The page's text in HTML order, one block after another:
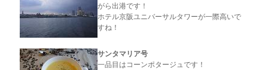
がら出港です！
ホテル京阪ユニバーサルタワーが一際高いで
すね！
サンタマリア号
一品目はコーンポタージュです！